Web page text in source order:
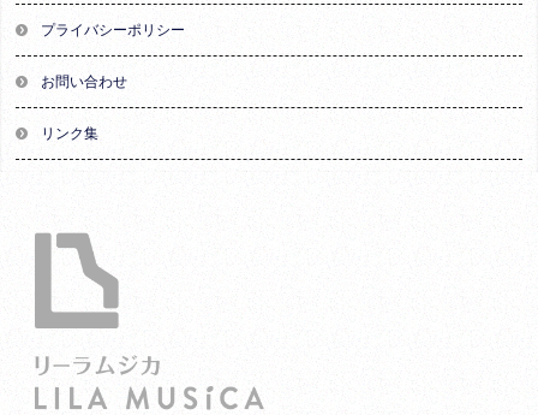
プライバシーポリシー
お問い合わせ
リンク集